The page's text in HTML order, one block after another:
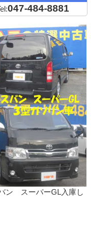
047-484-8881
ン スーパーGL入庫し